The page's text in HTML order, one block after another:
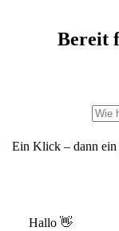
Bereit
Ein Klick – dann ein
Hallo 👋